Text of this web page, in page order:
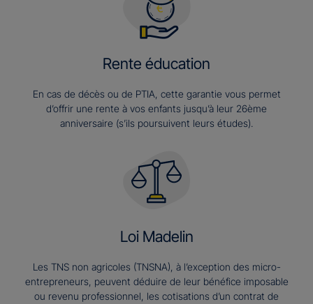
Rente éducation
En cas de décès ou de PTIA, cette garantie vous permet
d’offrir une rente à vos enfants jusqu’à leur 26ème
anniversaire (s’ils poursuivent leurs études).​
Loi Madelin
Les TNS non agricoles (TNSNA), à l’exception des micro-
entrepreneurs, peuvent déduire de leur bénéfice imposable
ou revenu professionnel, les cotisations d’un contrat de